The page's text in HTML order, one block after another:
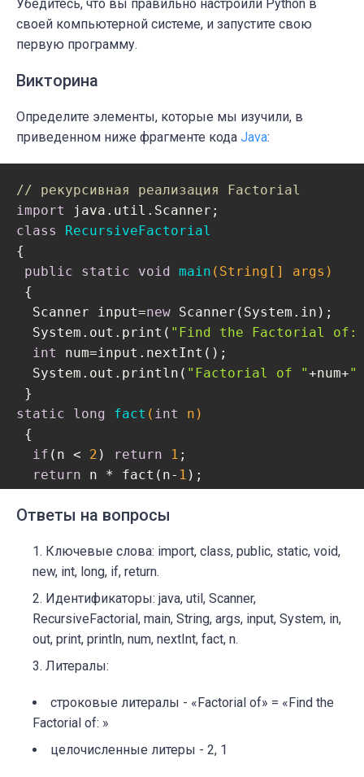
Убедитесь, что вы правильно настроили Python в
своей компьютерной системе, и запустите свою
первую программу.
Викторина
Определите элементы, которые мы изучили, в
приведенном ниже фрагменте кода Java:
// рекурсивная реализация Factorial
import
class
RecursiveFactorial
{
public
static void main (String[] args)
{
  Scanner input=
new Scanner(System.in);
  System.out.print(
"Find the Factorial of:
int
num=input.nextInt();
  System.out.println(
"Factorial of "+num+"
static
long fact ( int
n)
{
if (n < 2 ) return 1 ;
return n * fact(n- 1 );
}
Ответы на вопросы
Ключевые слова: import, class, public, static, void,
new, int, long, if, return.
Идентификаторы: java, util, Scanner,
RecursiveFactorial, main, String, args, input, System, in,
out, print, println, num, nextInt, fact, n.
Литералы:
строковые литералы - «Factorial of» = «Find the
Factorial of: »
целочисленные литеры - 2, 1